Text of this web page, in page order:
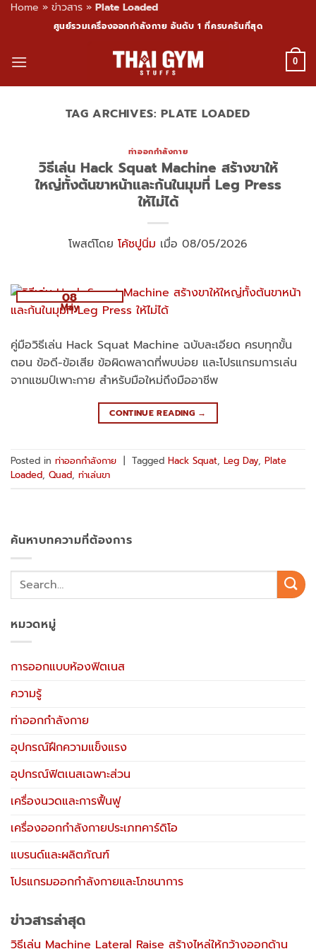
Home » ข่าวสาร » Plate Loaded
content
ศูนย์รวมเครื่องออกกำลังกาย อันดับ 1 ที่ครบครันที่สุด
0
TAG ARCHIVES:PLATE LOADED
ท่าออกกำลังกาย
วิธีเล่น Hack Squat Machine สร้างขาให้
ใหญ่ทั้งต้นขาหน้าและก้นในมุมที่ Leg Press
ให้ไม่ได้
โพสต์โดย โค้ชปูนิ่ม เมื่อ 08/05/2026
08
May
คู่มือวิธีเล่น Hack Squat Machine ฉบับละเอียด ครบทุกขั้น
ตอน ข้อดี-ข้อเสีย ข้อผิดพลาดที่พบบ่อย และโปรแกรมการเล่น
จากแชมป์เพาะกาย สำหรับมือใหม่ถึงมืออาชีพ
CONTINUE READING →
Posted in ท่าออกกำลังกาย Tagged Hack Squat, Leg Day, Plate
Loaded, Quad, ท่าเล่นขา
ค้นหาบทความที่ต้องการ
หมวดหมู่
การออกแบบห้องฟิตเนส
ความรู้
ท่าออกกำลังกาย
อุปกรณ์ฝึกความแข็งแรง
อุปกรณ์ฟิตเนสเฉพาะส่วน
เครื่องนวดและการฟื้นฟู
เครื่องออกกำลังกายประเภทคาร์ดิโอ
แบรนด์และผลิตภัณฑ์
โปรแกรมออกกำลังกายและโภชนาการ
ข่าวสารล่าสุด
วิธีเล่น Machine Lateral Raise สร้างไหล่ให้กว้างออกด้าน